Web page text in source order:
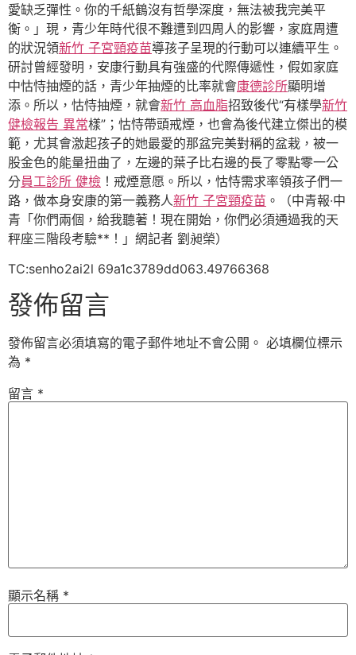
愛缺乏彈性。你的千紙鶴沒有哲學深度，無法被我完美平
衡。」現，青少年時代很不難遭到四周人的影響，家庭周遭
的狀況領新竹 子宮頸疫苗導孩子呈現的行動可以連續平生。
研討曾經發明，安康行動具有強盛的代際傳遞性，假如家庭
中怙恃抽煙的話，青少年抽煙的比率就會康德診所顯明增
添。所以，怙恃抽煙，就會新竹 高血脂招致後代“有樣學新竹
健檢報告 異常樣”；怙恃帶頭戒煙，也會為後代建立傑出的模
範，尤其會激起孩子的她最愛的那盆完美對稱的盆栽，被一
股金色的能量扭曲了，左邊的葉子比右邊的長了零點零一公
分員工診所 健檢 ！戒煙意愿。所以，怙恃需求率領孩子們一
路，做本身安康的第一義務人新竹 子宮頸疫苗 。（中青報·中
青「你們兩個，給我聽著！現在開始，你們必須通過我的天
秤座三階段考驗**！」網記者 劉昶榮）
TC:senho2ai2l 69a1c3789dd063.49766368
發佈留言
發佈留言必須填寫的電子郵件地址不會公開。 必填欄位標示
為 *
留言 *
顯示名稱 *